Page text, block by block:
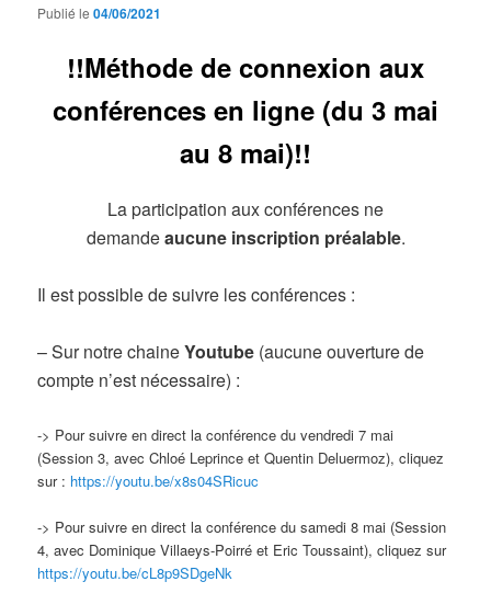
Publié le04/06/2021
!!Méthode de connexion aux
conférences en ligne (du 3 mai
au 8 mai)!!
La participation aux conférences ne
demandeaucune inscription préalable.
Il est possible de suivre les conférences :
– Sur notre chaineYoutube (aucune ouverture de
compte n’est nécessaire) :
-> Pour suivre en direct la conférence du vendredi 7 mai
(Session 3, avec Chloé Leprince et Quentin Deluermoz), cliquez
sur : https://youtu.be/x8s04SRicuc
-> Pour suivre en direct la conférence du samedi 8 mai (Session
4, avec Dominique Villaeys-Poirré et Eric Toussaint), cliquez sur
https://youtu.be/cL8p9SDgeNk